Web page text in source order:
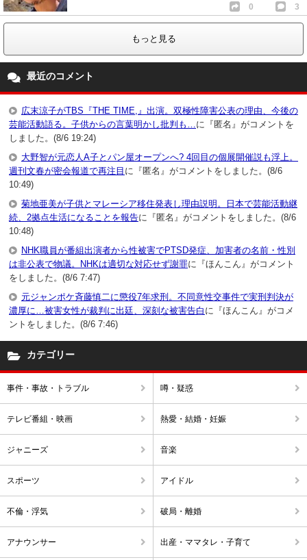
0 3
もっと見る
最近のコメント
広末涼子がTBS『THE TIME,』出演。双極性障害公表の理由、今後の
芸能活動語る。子供からの言葉明かし批判も… に『匿名』がコメントを
しました。(8/6 19:24)
大野智が元恋人A子とパン屋オープンへ? 4回目の個展開催説も浮上。
週刊文春が密会報道で再注目 に『匿名』がコメントをしました。(8/6
10:49)
菊地亜美が子供とマレーシア移住発表し理由説明。日本で芸能活動継
続、2拠点生活になることを報告に『匿名』がコメントをしました。(8/6
10:48)
NHK職員が番組出演者から性被害でPTSD発症、加害者の名前・性別
は非公表で物議。NHKは適切な対応せず謝罪に『ほんこん』がコメント
をしました。(8/6 7:47)
元ジャンポケ斉藤慎二に懲役7年求刑。不同意性交事件で実刑判決が
濃厚に…被害女性が裁判に出廷、深刻な被害告白 に『ほんこん』がコメ
ントをしました。(8/6 7:46)
カテゴリー
事件・事故・トラブル 噂・疑惑
テレビ番組・映画 熱愛・結婚・妊娠
ジャニーズ 音楽
スポーツ アイドル
不倫・浮気 破局・離婚
アナウンサー 出産・ママタレ・子育て